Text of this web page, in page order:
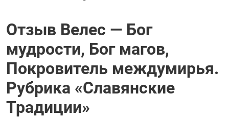
Отзыв Велес — Бог
мудрости, Бог магов,
Покровитель междумирья.
Рубрика «Славянские
Традиции»